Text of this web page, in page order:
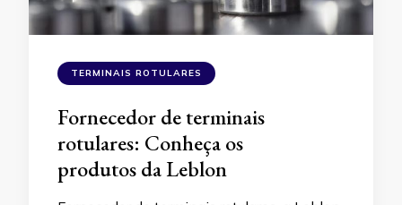
TERMINAIS ROTULARES
Fornecedor de terminais
rotulares: Conheça os
produtos da Leblon